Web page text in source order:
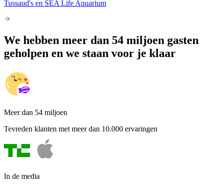
Tussaud's en SEA Life Aquarium
We hebben meer dan 54 miljoen gasten
geholpen en we staan voor je klaar
Meer dan 54 miljoen
Tevreden klanten met meer dan 10.000 ervaringen
In de media